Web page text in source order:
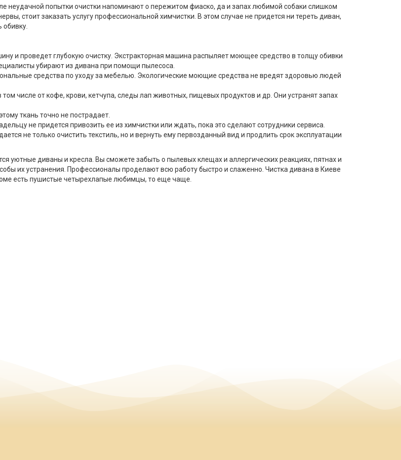
неудачной попытки очистки напоминают о пережитом фиаско, да и запах любимой собаки слишком
стоит заказать услугу профессиональной химчистки. В этом случае не придется ни тереть диван,
и проведет глубокую очистку. Экстракторная машина распыляет моющее средство в толщу обивки
убирают из дивана при помощи пылесоса.
средства по уходу за мебелью. Экологические моющие средства не вредят здоровью людей
числе от кофе, крови, кетчупа, следы лап животных, пищевых продуктов и др. Они устранят запах
ткань точно не пострадает.
не придется привозить ее из химчистки или ждать, пока это сделают сотрудники сервиса.
не только очистить текстиль, но и вернуть ему первозданный вид и продлить срок эксплуатации
уютные диваны и кресла. Вы сможете забыть о пылевых клещах и аллергических реакциях, пятнах и
их устранения. Профессионалы проделают всю работу быстро и слаженно. Чистка дивана в Киеве
есть пушистые четырехлапые любимцы, то еще чаще.